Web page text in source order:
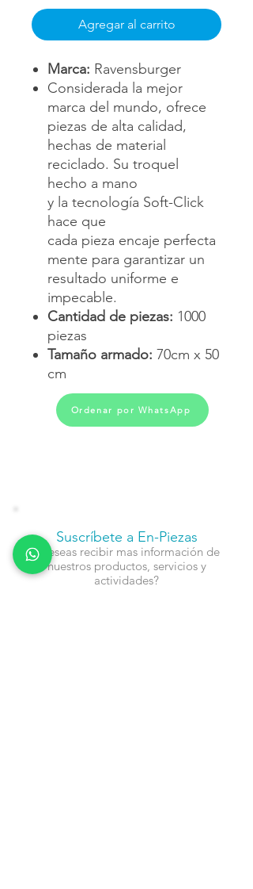
Agregar al carrito
Marca: Ravensburger
Considerada la mejor
marca del mundo, ofrece
piezas de alta calidad,
hechas de material
reciclado. Su troquel
hecho a mano
y la tecnología Soft-Click
hace que
cada pieza encaje perfecta
mente para garantizar un
resultado uniforme e
impecable.
Cantidad de piezas: 1000
piezas
Tamaño armado: 70cm x 50
cm
Ordenar por WhatsApp
Suscríbete a En-Piezas
¿Deseas recibir mas información de
nuestros productos, servicios y
actividades?